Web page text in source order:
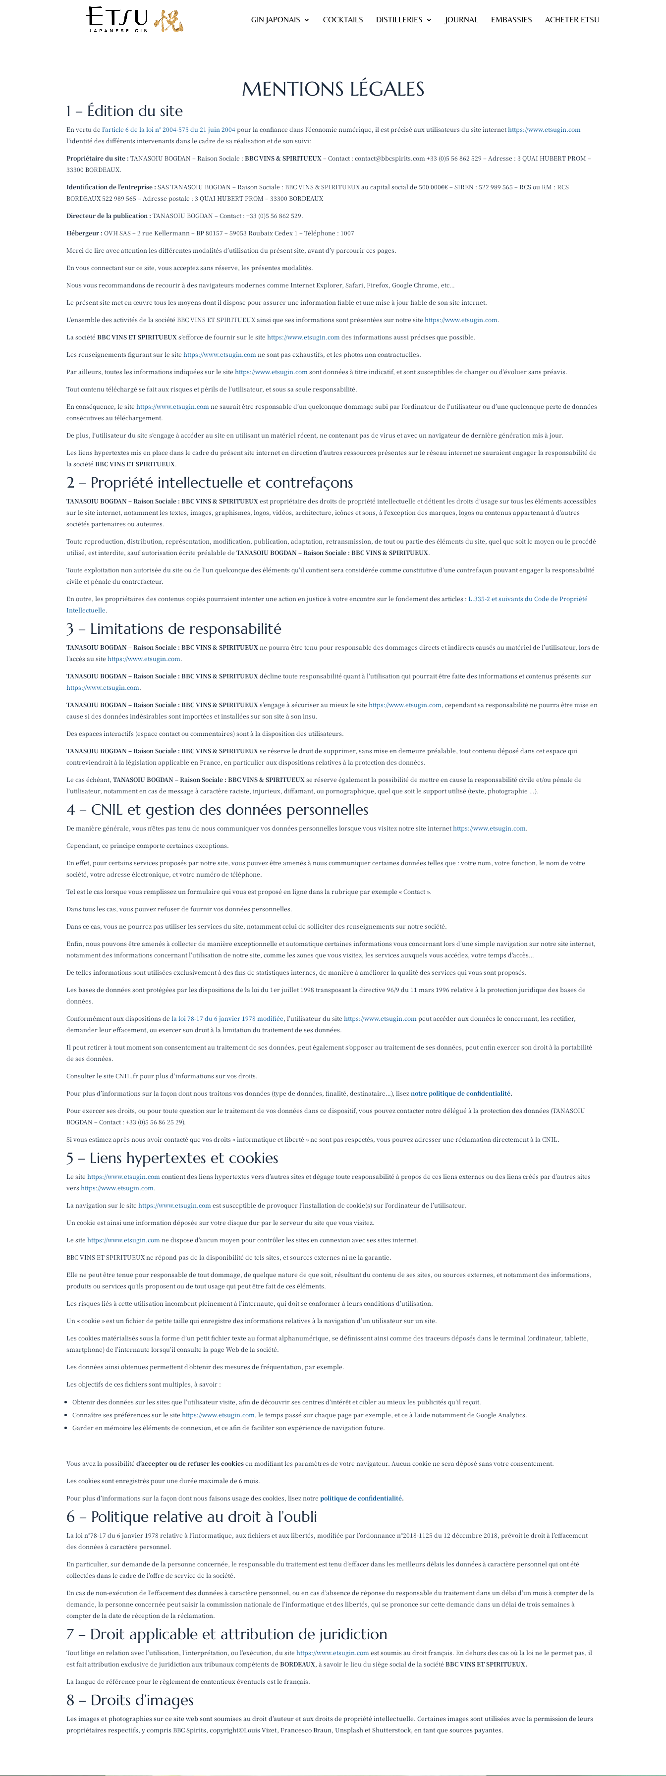
GIN JAPONAIS COCKTAILS DISTILLERIES JOURNAL EMBASSIES ACHETER ETSU
MENTIONS LÉGALES
1 – Édition du site
En vertu del’article 6 de la loi n° 2004-575 du 21 juin 2004pour la confiance dans l’économie numérique, il est précisé aux utilisateurs du site internethttps://www.etsugin.com
l’identité des différents intervenants dans le cadre de sa réalisation et de son suivi:
Propriétaire du site :TANASOIU BOGDAN – Raison Sociale :BBC VINS & SPIRITUEUX – Contact : contact@bbcspirits.com +33 (0)5 56 862 529 – Adresse : 3 QUAI HUBERT PROM –
33300 BORDEAUX.
Identification de l’entreprise : SAS TANASOIU BOGDAN – Raison Sociale : BBC VINS & SPIRITUEUX au capital social de 500 000€€ – SIREN : 522 989 565 – RCS ou RM : RCS
BORDEAUX 522 989 565 – Adresse postale : 3 QUAI HUBERT PROM – 33300 BORDEAUX
Directeur de la publication :TANASOIU BOGDAN – Contact : +33 (0)5 56 862 529.
Hébergeur : OVH SAS – 2 rue Kellermann – BP 80157 – 59053 Roubaix Cedex 1 – Téléphone : 1007
Merci de lire avec attention les différentes modalités d’utilisation du présent site, avant d’y parcourir ces pages.
En vous connectant sur ce site, vous acceptez sans réserve, les présentes modalités.
Nous vous recommandons de recourir à des navigateurs modernes comme Internet Explorer, Safari, Firefox, Google Chrome, etc…
Le présent site met en œuvre tous les moyens dont il dispose pour assurer une information fiable et une mise à jour fiable de son site internet.
L’ensemble des activités de la société BBC VINS ET SPIRITUEUX ainsi que ses informations sont présentées sur notre site https://www.etsugin.com.
La sociétéBBC VINS ET SPIRITUEUX s’efforce de fournir sur le site https://www.etsugin.com des informations aussi précises que possible.
Les renseignements figurant sur le site https://www.etsugin.com ne sont pas exhaustifs, et les photos non contractuelles.
Par ailleurs, toutes les informations indiquées sur le site https://www.etsugin.com sont données à titre indicatif, et sont susceptibles de changer ou d’évoluer sans préavis.
Tout contenu téléchargé se fait aux risques et périls de l’utilisateur, et sous sa seule responsabilité.
En conséquence, le site https://www.etsugin.com ne saurait être responsable d’un quelconque dommage subi par l’ordinateur de l’utilisateur ou d’une quelconque perte de données
consécutives au téléchargement.
De plus, l’utilisateur du site s’engage à accéder au site en utilisant un matériel récent, ne contenant pas de virus et avec un navigateur de dernière génération mis à jour.
Les liens hypertextes mis en place dans le cadre du présent site internet en direction d’autres ressources présentes sur le réseau internet ne sauraient engager la responsabilité de
la société BBC VINS ET SPIRITUEUX.
2 – Propriété intellectuelle et contrefaçons
TANASOIU BOGDAN – Raison Sociale : BBC VINS & SPIRITUEUX estpropriétaire des droits de propriété intellectuelle et détient les droits d’usage sur tous les éléments accessibles
sur le site internet, notamment les textes, images, graphismes, logos, vidéos, architecture, icônes et sons, à l’exception des marques, logos ou contenus appartenant à d’autres
sociétés partenaires ou auteures.
Toute reproduction, distribution, représentation, modification, publication, adaptation, retransmission, de tout ou partie des éléments du site, quel que soit le moyen ou le procédé
utilisé, est interdite, sauf autorisation écrite préalable deTANASOIU BOGDAN – Raison Sociale : BBC VINS & SPIRITUEUX.
Toute exploitation non autorisée du site ou de l’un quelconque des éléments qu’il contient sera considérée comme constitutive d’une contrefaçon pouvant engager la responsabilité
civile et pénale du contrefacteur.
En outre, les propriétaires des contenus copiés pourraient intenter une action en justice à votre encontre sur le fondement des articles :L.335-2 et suivants du Code de Propriété
Intellectuelle.
3 – Limitations de responsabilité
TANASOIU BOGDAN – Raison Sociale : BBC VINS & SPIRITUEUX ne pourra être tenu pour responsable des dommages directs et indirects causés au matériel de l’utilisateur, lors de
l’accès au sitehttps://www.etsugin.com.
TANASOIU BOGDAN – Raison Sociale : BBC VINS & SPIRITUEUX décline toute responsabilité quant à l’utilisation qui pourrait être faite des informations et contenus présents sur
https://www.etsugin.com.
TANASOIU BOGDAN – Raison Sociale : BBC VINS & SPIRITUEUX s’engage à sécuriser au mieux le sitehttps://www.etsugin.com , cependant sa responsabilité ne pourra être mise en
cause si des données indésirables sont importées et installées sur son site à son insu.
Des espaces interactifs (espace contact ou commentaires) sont à la disposition des utilisateurs.
TANASOIU BOGDAN – Raison Sociale : BBC VINS & SPIRITUEUX se réserve le droit de supprimer, sans mise en demeure préalable, tout contenu déposé dans cet espace qui
contreviendrait à la législation applicable en France, en particulier aux dispositions relatives à la protection des données.
Le cas échéant,TANASOIU BOGDAN – Raison Sociale : BBC VINS & SPIRITUEUX se réserve également la possibilité de mettre en cause la responsabilité civile et/ou pénale de
l’utilisateur, notamment en cas de message à caractère raciste, injurieux, diffamant, ou pornographique, quel que soit le support utilisé (texte, photographie …).
4 – CNIL et gestion des données personnelles
De manière générale, vous n’êtes pas tenu de nous communiquer vos données personnelles lorsque vous visitez notre site internet https://www.etsugin.com.
Cependant, ce principe comporte certaines exceptions.
En effet, pour certains services proposés par notre site, vous pouvez être amenés à nous communiquer certaines données telles que : votre nom, votre fonction, le nom de votre
société, votre adresse électronique, et votre numéro de téléphone.
Tel est le cas lorsque vous remplissez un formulaire qui vous est proposé en ligne dans la rubrique par exemple « Contact ».
Dans tous les cas, vous pouvez refuser de fournir vos données personnelles.
Dans ce cas, vous ne pourrez pas utiliser les services du site, notamment celui de solliciter des renseignements sur notre société.
Enfin, nous pouvons être amenés à collecter de manière exceptionnelle et automatique certaines informations vous concernant lors d’une simple navigation sur notre site internet,
notamment des informations concernant l’utilisation de notre site, comme les zones que vous visitez, les services auxquels vous accédez, votre temps d’accès…
De telles informations sont utilisées exclusivement à des fins de statistiques internes, de manière à améliorer la qualité des services qui vous sont proposés.
Les bases de données sont protégées par les dispositions de la loi du 1erjuillet 1998 transposant la directive 96/9 du 11 mars 1996 relative à la protection juridique des bases de
données.
Conformément aux dispositions dela loi 78-17 du 6 janvier 1978 modifiée ,l’utilisateur du sitehttps://www.etsugin.com peut accéder aux données le concernant, les rectifier,
demander leur effacement, ou exercer son droit à la limitation du traitement de ses données.
Il peut retirer à tout moment son consentement au traitement de ses données, peut également s’opposer au traitement de ses données, peut enfin exercer son droit à la portabilité
de ses données.
Consulter le site CNIL.fr pour plus d’informations sur vos droits.
Pour plus d’informations sur la façon dont nous traitons vos données (type de données, finalité, destinataire…), liseznotre politique de confidentialité.
Pour exercer ses droits, ou pour toute question sur le traitement de vos données dans ce dispositif, vous pouvez contacter notre délégué à la protection des données (TANASOIU
BOGDAN – Contact : +33 (0)5 56 86 25 29).
Si vous estimez après nous avoir contacté que vos droits « informatique et liberté » ne sont pas respectés, vous pouvez adresser une réclamation directement à la CNIL.
5 – Liens hypertextes et cookies
Le sitehttps://www.etsugin.com contient des liens hypertextes vers d’autres sites et dégage toute responsabilité à propos de ces liens externes ou des liens créés par d’autres sites
vers https://www.etsugin.com.
La navigation sur le sitehttps://www.etsugin.com est susceptible de provoquer l’installation de cookie(s) sur l’ordinateur de l’utilisateur.
Un cookie est ainsi une information déposée sur votre disque dur par le serveur du site que vous visitez.
Le site https://www.etsugin.com ne dispose d’aucun moyen pour contrôler les sites en connexion avec ses sites internet.
BBC VINS ET SPIRITUEUX ne répond pas de la disponibilité de tels sites, et sources externes ni ne la garantie.
Elle ne peut être tenue pour responsable de tout dommage, de quelque nature de que soit, résultant du contenu de ses sites, ou sources externes, et notamment des informations,
produits ou services qu’ils proposent ou de tout usage qui peut être fait de ces éléments.
Les risques liés à cette utilisation incombent pleinement à l’internaute, qui doit se conformer à leurs conditions d’utilisation.
Un « cookie » est un fichier de petite taille qui enregistre des informations relatives à la navigation d’un utilisateur sur un site.
Les cookies matérialisés sous la forme d’un petit fichier texte au format alphanumérique, se définissent ainsi comme des traceurs déposés dans le terminal (ordinateur, tablette,
smartphone) de l’internaute lorsqu’il consulte la page Web de la société.
Les données ainsi obtenues permettent d’obtenir des mesures de fréquentation, par exemple.
Les objectifs de ces fichiers sont multiples, à savoir :
Obtenir des données sur les sites que l’utilisateur visite, afin de découvrir ses centres d’intérêt et cibler au mieux les publicités qu’il reçoit.
Connaître ses préférences sur le site https://www.etsugin.com , le temps passé sur chaque page par exemple, et ce à l’aide notamment de Google Analytics.
Garder en mémoire les éléments de connexion, et ce afin de faciliter son expérience de navigation future.
Vous avez la possibilitéd’accepter ou de refuser les cookiesen modifiant les paramètres de votre navigateur. Aucun cookie ne sera déposé sans votre consentement.
Les cookies sont enregistrés pour une durée maximale de 6 mois.
Pour plus d’informations sur la façon dont nous faisons usage des cookies, liseznotrepolitique de confidentialité.
6 – Politique relative au droit à l’oubli
La loi n°78-17 du 6 janvier 1978 relative à l’informatique, aux fichiers et aux libertés, modifiée par l’ordonnance n°2018-1125 du 12 décembre 2018, prévoit le droit à l’effacement
des données à caractère personnel.
En particulier, sur demande de la personne concernée, le responsable du traitement est tenu d’effacer dans les meilleurs délais les données à caractère personnel qui ont été
collectées dans le cadre de l’offre de service de la société.
En cas de non-exécution de l’effacement des données à caractère personnel, ou en cas d’absence de réponse du responsable du traitement dans un délai d’un mois à compter de la
demande, la personne concernée peut saisir la commission nationale de l’informatique et des libertés, qui se prononce sur cette demande dans un délai de trois semaines à
compter de la date de réception de la réclamation.
7 – Droit applicable et attribution de juridiction
Tout litige en relation avec l’utilisation, l’interprétation, ou l’exécution, du sitehttps://www.etsugin.com est soumis au droit français. En dehors des cas où la loi ne le permet pas, il
est fait attribution exclusive de juridiction aux tribunaux compétents deBORDEAUX , à savoir le lieu du siège social de la sociétéBBC VINS ET SPIRITUEUX.
La langue de référence pour le règlement de contentieux éventuels est le français.
8 – Droits d’images
Les images et photographies sur ce site web sont soumises au droit d’auteur et aux droits de propriété intellectuelle. Certaines images sont utilisées avec la permission de leurs
propriétaires respectifs, y compris BBC Spirits, copyright©Louis Vizet, Francesco Braun, Unsplash et Shutterstock, en tant que sources payantes.